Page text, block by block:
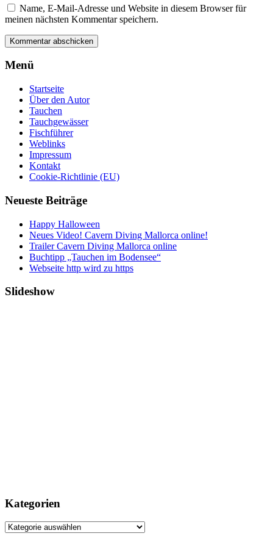
Name, E-Mail-Adresse und Website in diesem Browser für
meinen nächsten Kommentar speichern.
Menü
Startseite
Über den Autor
Tauchen
Tauchgewässer
Fischführer
Weblinks
Impressum
Kontakt
Cookie-Richtlinie (EU)
Neueste Beiträge
Happy Halloween
Neues Video! Cavern Diving Mallorca online!
Trailer Cavern Diving Mallorca online
Buchtipp „Tauchen im Bodensee“
Webseite http wird zu https
Slideshow
Kategorien
Kategorien